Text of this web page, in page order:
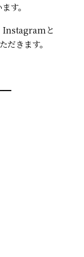
す。
Instagramと
きます。